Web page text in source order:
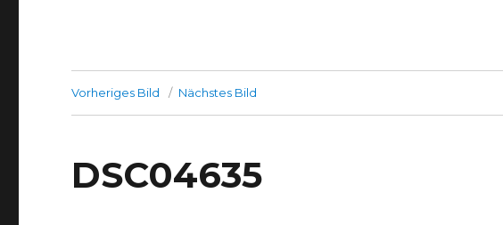
Vorheriges Bild Nächstes Bild
DSC04635